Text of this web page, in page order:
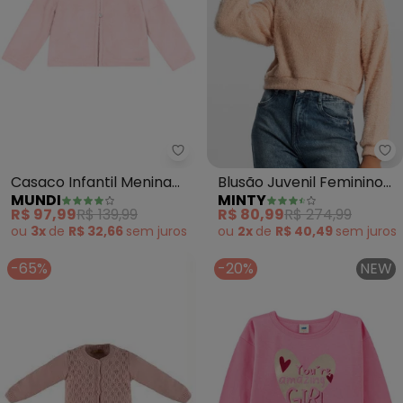
Mundi - Casaco Infantil Menina
Casaco Infantil Menina
Peluciado (Rosa)
MUNDI
R$ 97,99R$ 139,99
ou 3x de R$ 32,66 sem juros
Blusão Juvenil Feminino
em Tricot (Rosa)
MINTY
R$ 80,99R$ 274,99
ou 2x de R$ 40,49 sem juros
-65% -20% NEW